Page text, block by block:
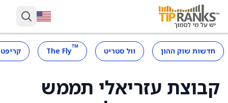
חדשות שוק ההון וול סטריט ™
The Fly
קבוצת עזריאלי תממש